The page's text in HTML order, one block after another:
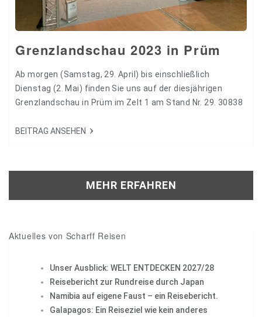
Grenzlandschau 2023 in Prüm
Ab morgen (Samstag, 29. April) bis einschließlich
Dienstag (2. Mai) finden Sie uns auf der diesjährigen
Grenzlandschau in Prüm im Zelt 1 am Stand Nr. 29. 30838
BEITRAG ANSEHEN
MEHR ERFAHREN
Aktuelles von Scharff Reisen
Unser Ausblick: WELT ENTDECKEN 2027/28
Reisebericht zur Rundreise durch Japan
Namibia auf eigene Faust – ein Reisebericht.
Galapagos: Ein Reiseziel wie kein anderes